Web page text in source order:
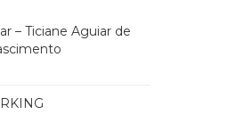
– Ticiane Aguiar de